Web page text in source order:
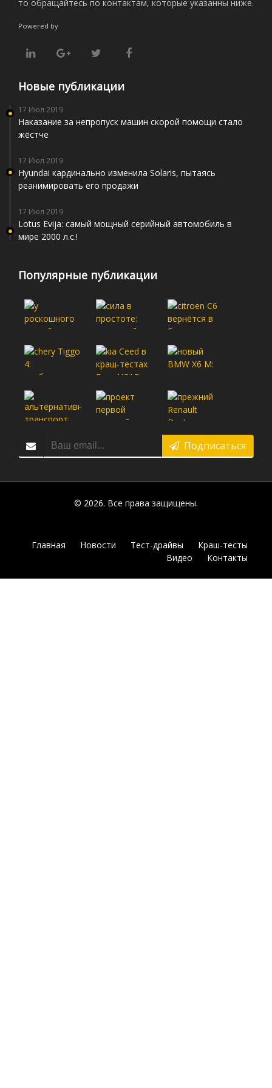
то обращайтесь по контактам, которые указанны ниже.
Powered by
Новые публикации
17 Июл 2019
Наказание за непропуск машин скорой помощи стало
жёстче
17 Июл 2019
Hyundai кардинально изменила Solaris, пытаясь
реанимировать его продажи
17 Июл 2019
Lotus Evija: самый мощный серийный автомобиль в
мире 2000 л.с.!
Популярные публикации
Подписаться
© 2026. Все права защищены.
Главная Новости Тест-драйвы
Краш-тесты
Видео
Контакты